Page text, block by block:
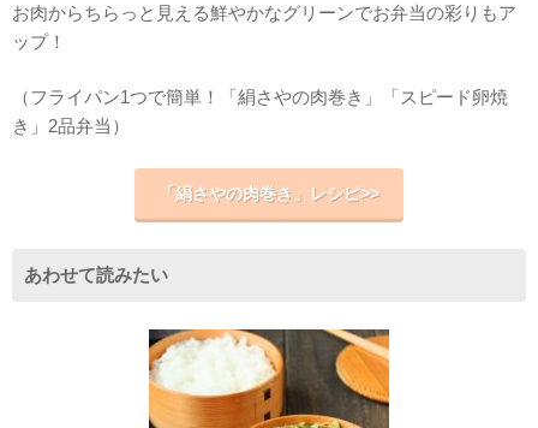
お肉からちらっと見える鮮やかなグリーンでお弁当の彩りもア
ップ！
（フライパン1つで簡単！「絹さやの肉巻き」「スピード卵焼
き」2品弁当）
「絹さやの肉巻き」レシピ>>
あわせて読みたい